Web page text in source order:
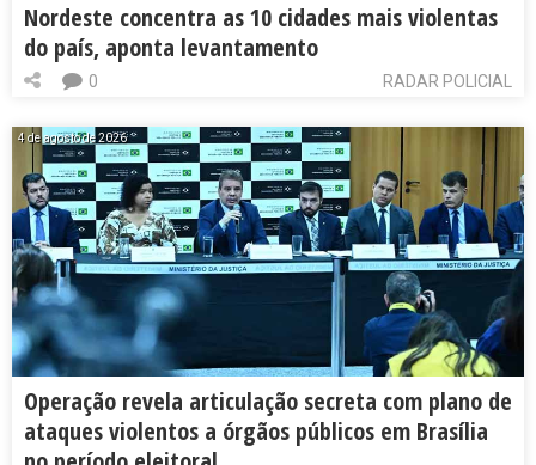
Nordeste concentra as 10 cidades mais violentas
do país, aponta levantamento
RADAR POLICIAL
0
4 de agosto de 2026
Operação revela articulação secreta com plano de
ataques violentos a órgãos públicos em Brasília